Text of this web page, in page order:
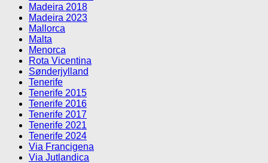
Madeira 2018
Madeira 2023
Mallorca
Malta
Menorca
Rota Vicentina
Sønderjylland
Tenerife
Tenerife 2015
Tenerife 2016
Tenerife 2017
Tenerife 2021
Tenerife 2024
Via Francigena
Via Jutlandica